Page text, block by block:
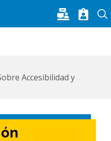
Pasar al contenido principal
Accesibilidad y